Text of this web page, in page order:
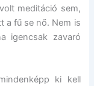
meditáció sem,
a fű se nő. Nem is
igencsak zavaró
ki kell